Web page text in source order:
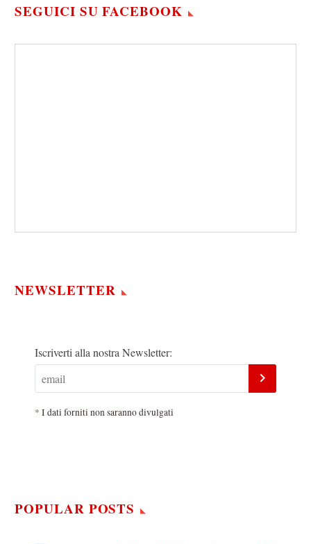
SEGUICI SU FACEBOOK
NEWSLETTER
Iscriverti alla nostra Newsletter:
* I dati forniti non saranno divulgati
POPULAR POSTS